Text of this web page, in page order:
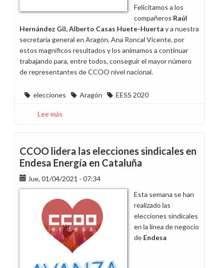
Felicitamos a los
compañeros Raúl
Hernández Gil,Alberto Casas Huete-Huerta y a nuestra
secretaria general en Aragón, Ana Roncal Vicente, por
estos magníficos resultados y los animamos a continuar
trabajando para, entre todos, conseguir el mayor número
de representantes de CCOO nivel nacional.
elecciones Aragón EESS 2020
Lee más
otros
dos
delegados
en
Aragón
CCOO lidera las elecciones sindicales en
Endesa Energía en Cataluña
Jue, 01/04/2021 - 07:34
Esta semana se han
realizado las
elecciones sindicales
en la línea de negocio
de Endesa